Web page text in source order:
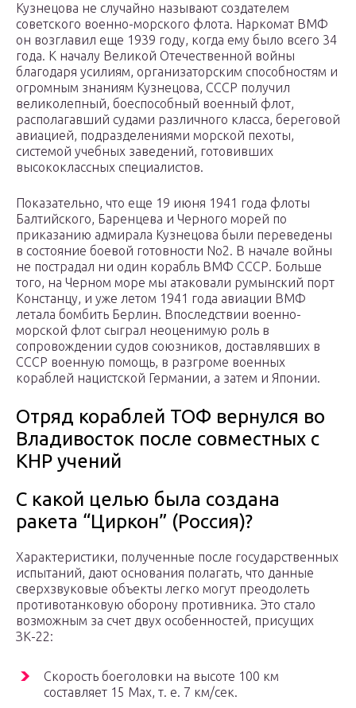
Кузнецова не случайно называют создателем
советского военно-морского флота. Наркомат ВМФ
он возглавил еще 1939 году, когда ему было всего 34
года. К началу Великой Отечественной войны
благодаря усилиям, организаторским способностям и
огромным знаниям Кузнецова, СССР получил
великолепный, боеспособный военный флот,
располагавший судами различного класса, береговой
авиацией, подразделениями морской пехоты,
системой учебных заведений, готовивших
высококлассных специалистов.
Показательно, что еще 19 июня 1941 года флоты
Балтийского, Баренцева и Черного морей по
приказанию адмирала Кузнецова были переведены
в состояние боевой готовности No2. В начале войны
не пострадал ни один корабль ВМФ СССР. Больше
того, на Черном море мы атаковали румынский порт
Констанцу, и уже летом 1941 года авиации ВМФ
летала бомбить Берлин. Впоследствии военно-
морской флот сыграл неоценимую роль в
сопровождении судов союзников, доставлявших в
СССР военную помощь, в разгроме военных
кораблей нацистской Германии, а затем и Японии.
Отряд кораблей ТОФ вернулся во
Владивосток после совместных с
КНР учений
С какой целью была создана
ракета “Циркон” (Россия)?
Характеристики, полученные после государственных
испытаний, дают основания полагать, что данные
сверхзвуковые объекты легко могут преодолеть
противотанковую оборону противника. Это стало
возможным за счет двух особенностей, присущих
ЗК-22:
Скорость боеголовки на высоте 100 км
составляет 15 Мах, т. е. 7 км/сек.